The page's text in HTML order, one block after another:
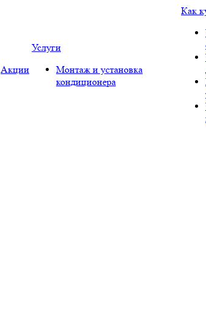
Акции
Услуги
Монтаж и установка
кондиционера
Как